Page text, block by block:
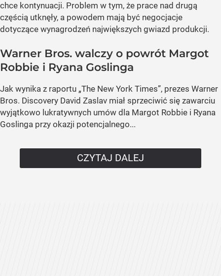
chce kontynuacji. Problem w tym, że prace nad drugą
częścią utknęły, a powodem mają być negocjacje
dotyczące wynagrodzeń największych gwiazd produkcji.
Warner Bros. walczy o powrót Margot
Robbie i Ryana Goslinga
Jak wynika z raportu „The New York Times”, prezes Warner
Bros. Discovery David Zaslav miał sprzeciwić się zawarciu
wyjątkowo lukratywnych umów dla Margot Robbie i Ryana
Goslinga przy okazji potencjalnego...
CZYTAJ DALEJ